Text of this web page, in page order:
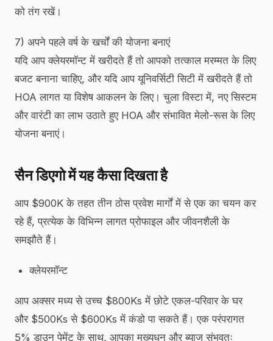
को तंग रखें।
7) अपने पहले वर्ष के खर्चों की योजना बनाएं
यदि आप क्लेयरमॉन्ट में खरीदते हैं तो आपको तत्काल मरम्मत के लिए
बजट बनाना चाहिए, और यदि आप यूनिवर्सिटी सिटी में खरीदते हैं तो
HOA लागत या विशेष आकलन के लिए। चुला विस्टा में, नए सिस्टम
और वारंटी का लाभ उठाते हुए HOA और संभावित मेलो-रूस के लिए
योजना बनाएं।
सैन डिएगो में यह कैसा दिखता है
आप $900K के तहत तीन ठोस प्रवेश मार्गों में से एक का चयन कर
रहे हैं, प्रत्येक के विभिन्न लागत प्रोफाइल और जीवनशैली के
समझौते हैं।
क्लेयरमॉन्ट
आप अक्सर मध्य से उच्च $800Ks में छोटे एकल-परिवार के घर
और $500Ks से $600Ks में कंडो पा सकते हैं। एक परंपरागत
5% डाउन पेमेंट के साथ, आपका मुख्यधन और ब्याज संभवतः